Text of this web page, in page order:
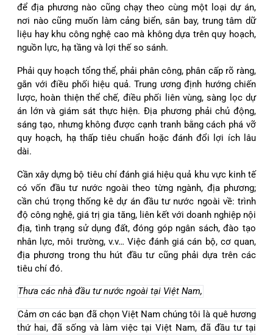
để địa phương nào cũng chạy theo cùng một loại dự án,
nơi nào cũng muốn làm cảng biển, sân bay, trung tâm dữ
liệu hay khu công nghệ cao mà không dựa trên quy hoạch,
nguồn lực, hạ tầng và lợi thế so sánh.
Phải quy hoạch tổng thể, phải phân công, phân cấp rõ ràng,
gắn với điều phối hiệu quả. Trung ương định hướng chiến
lược, hoàn thiện thể chế, điều phối liên vùng, sàng lọc dự
án lớn và giám sát thực hiện. Địa phương phải chủ động,
sáng tạo, nhưng không được cạnh tranh bằng cách phá vỡ
quy hoạch, hạ thấp tiêu chuẩn hoặc đánh đổi lợi ích lâu
dài.
Cần xây dựng bộ tiêu chí đánh giá hiệu quả khu vực kinh tế
có vốn đầu tư nước ngoài theo từng ngành, địa phương;
cần chú trọng thống kê dự án đầu tư nước ngoài về: trình
độ công nghệ, giá trị gia tăng, liên kết với doanh nghiệp nội
địa, tình trạng sử dụng đất, đóng góp ngân sách, đào tạo
nhân lực, môi trường, v.v… Việc đánh giá cán bộ, cơ quan,
địa phương trong thu hút đầu tư cũng phải dựa trên các
tiêu chí đó.
Thưa các nhà đầu tư nước ngoài tại Việt Nam,
Cảm ơn các bạn đã chọn Việt Nam chúng tôi là quê hương
thứ hai, đã sống và làm việc tại Việt Nam, đã đầu tư tại